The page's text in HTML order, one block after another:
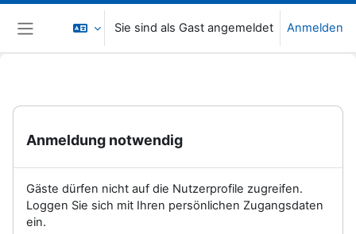
Zum Hauptinhalt
Website-Übersicht
Sie sind als Gast angemeldet Anmelden
Anmeldung notwendig
Gäste dürfen nicht auf die Nutzerprofile zugreifen.
Loggen Sie sich mit Ihren persönlichen Zugangsdaten
ein.